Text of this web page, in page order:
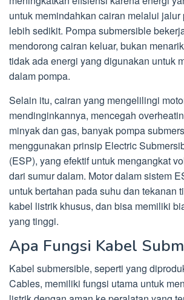
untuk memindahkan cairan melalui jalur
lebih sedikit. Pompa submersible
mendorong cairan keluar, bukan
tidak ada energi yang digunakan untuk
dalam pompa.
Selain itu, cairan yang mengelilingi
mendinginkannya, mencegah
minyak dan gas, banyak pompa
menggunakan prinsip Electric
(ESP), yang efektif untuk mengangkat
dari sumur dalam. Motor dalam sistem
untuk bertahan pada suhu dan tekanan
kabel listrik khusus, dan bisa memiliki
yang tinggi.
Apa Fungsi Kabel
Kabel submersible, seperti yang
Cables, memiliki fungsi utama untuk